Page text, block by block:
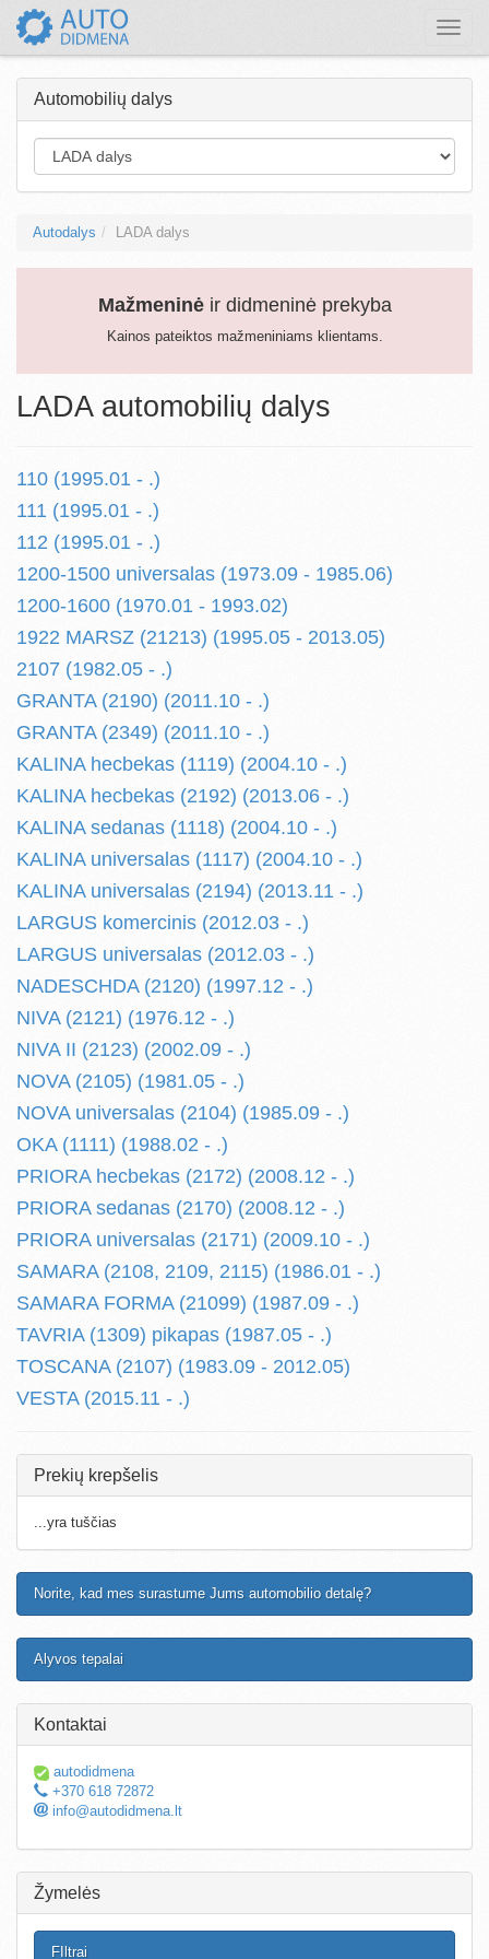
Toggle
Automobilių dalys
Autodalys LADA dalys
Mažmeninėir didmeninė prekyba
Kainos pateiktos mažmeniniams klientams.
LADA automobilių dalys
110 (1995.01 - .)
111 (1995.01 - .)
112 (1995.01 - .)
1200-1500 universalas (1973.09 - 1985.06)
1200-1600 (1970.01 - 1993.02)
1922 MARSZ (21213) (1995.05 - 2013.05)
2107 (1982.05 - .)
GRANTA (2190) (2011.10 - .)
GRANTA (2349) (2011.10 - .)
KALINA hecbekas (1119) (2004.10 - .)
KALINA hecbekas (2192) (2013.06 - .)
KALINA sedanas (1118) (2004.10 - .)
KALINA universalas (1117) (2004.10 - .)
KALINA universalas (2194) (2013.11 - .)
LARGUS komercinis (2012.03 - .)
LARGUS universalas (2012.03 - .)
NADESCHDA (2120) (1997.12 - .)
NIVA (2121) (1976.12 - .)
NIVA II (2123) (2002.09 - .)
NOVA (2105) (1981.05 - .)
NOVA universalas (2104) (1985.09 - .)
OKA (1111) (1988.02 - .)
PRIORA hecbekas (2172) (2008.12 - .)
PRIORA sedanas (2170) (2008.12 - .)
PRIORA universalas (2171) (2009.10 - .)
SAMARA (2108, 2109, 2115) (1986.01 - .)
SAMARA FORMA (21099) (1987.09 - .)
TAVRIA (1309) pikapas (1987.05 - .)
TOSCANA (2107) (1983.09 - 2012.05)
VESTA (2015.11 - .)
Prekių krepšelis
...yra tuščias
Norite, kad mes surastume Jums automobilio detalę?
Alyvos tepalai
Kontaktai
autodidmena
+370 618 72872
info@autodidmena.lt
Žymelės
FIltrai